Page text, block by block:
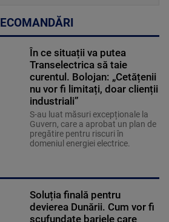
În ce situații va putea
Transelectrica să taie
curentul. Bolojan: „Cetățenii
nu vor fi limitați, doar clienții
industriali”
S-au luat măsuri excepționale la
Guvern, care a aprobat un plan de
pregătire pentru riscuri în
domeniul energiei electrice.
Soluția finală pentru
devierea Dunării. Cum vor fi
scufundate barjele care